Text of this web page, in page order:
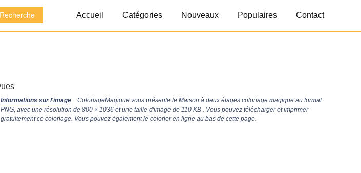
Accueil Catégories Nouveaux Populaires Contact
Informations sur l'image : ColoriageMagique vous présente le Maison à deux étages coloriage magique au format
PNG, avec une résolution de 800 × 1036et une taille d'image de 110 KB . Vous pouvez télécharger et imprimer
gratuitement ce coloriage. Vous pouvez également le colorier en ligne au bas de cette page.